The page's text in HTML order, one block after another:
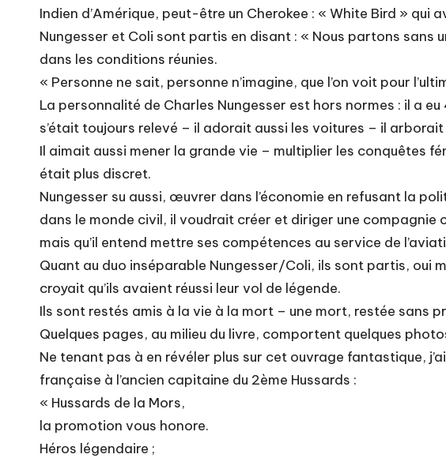
Indien d’Amérique, peut-être un Cherokee : « White Bird »
Nungesser et Coli sont partis en disant : « Nous partons sans
dans les conditions réunies.
« Personne ne sait, personne n’imagine, que l’on voit pour
La personnalité de Charles Nungesser est hors normes : il a
s’était toujours relevé – il adorait aussi les voitures – il
Il aimait aussi mener la grande vie – multiplier les conquêtes
était plus discret.
Nungesser su aussi, œuvrer dans l’économie en refusant la
dans le monde civil, il voudrait créer et diriger une compagnie
mais qu’il entend mettre ses compétences au service de
Quant au duo inséparable Nungesser/Coli, ils sont partis, oui
croyait qu’ils avaient réussi leur vol de légende.
Ils sont restés amis à la vie à la mort – une mort, restée sans
Quelques pages, au milieu du livre, comportent quelques
Ne tenant pas à en révéler plus sur cet ouvrage fantastique,
française à l’ancien capitaine du 2ème Hussards :
« Hussards de la Mors,
la promotion vous honore.
Héros légendaire ;